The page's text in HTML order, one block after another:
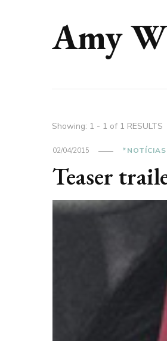
Amy
Showing: 1 - 1 of 1 RESULTS
02/04/2015 *NOTÍCIAS
Teaser